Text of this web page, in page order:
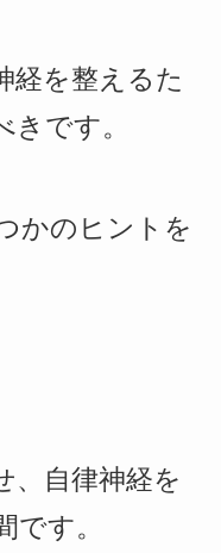
経を整えるた
です。
かのヒントを
、自律神経を
です。